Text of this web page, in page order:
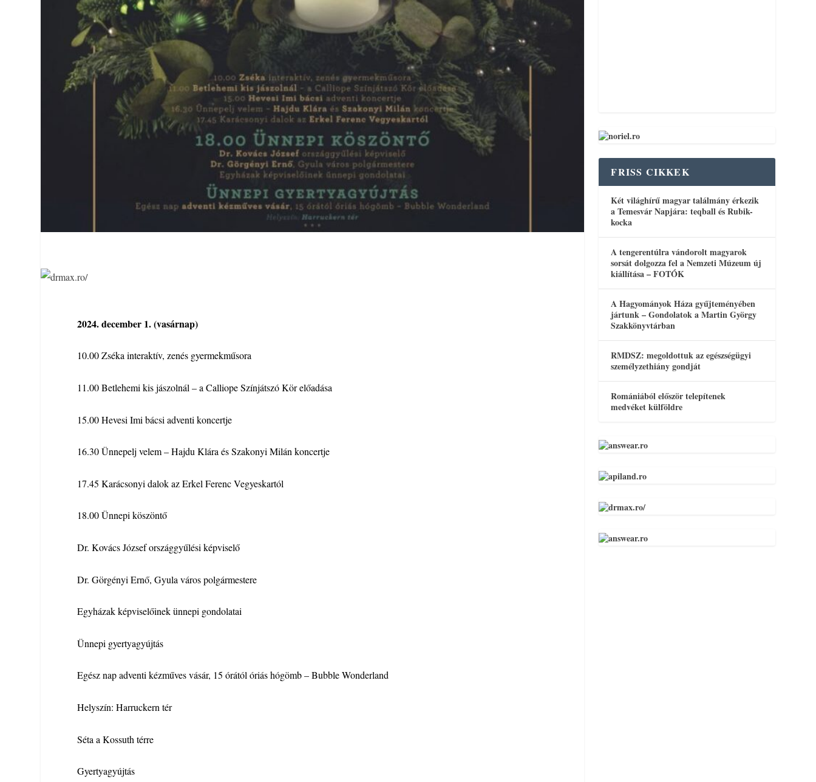
2024. december 1. (vasárnap)
10.00 Zséka interaktív, zenés gyermekműsora
11.00 Betlehemi kis jászolnál – a Calliope Színjátszó Kör előadása
15.00 Hevesi Imi bácsi adventi koncertje
16.30 Ünnepelj velem – Hajdu Klára és Szakonyi Milán koncertje
17.45 Karácsonyi dalok az Erkel Ferenc Vegyeskartól
18.00 Ünnepi köszöntő
Dr. Kovács József országgyűlési képviselő
Dr. Görgényi Ernő, Gyula város polgármestere
Egyházak képviselőinek ünnepi gondolatai
Ünnepi gyertyagyújtás
Egész nap adventi kézműves vásár, 15 órától óriás hógömb – Bubble Wonderland
Helyszín: Harruckern tér
Séta a Kossuth térre
Gyertyagyújtás
FRISS CIKKEK
Két világhírű magyar találmány érkezik
a Temesvár Napjára: teqball és Rubik-
kocka
A tengerentúlra vándorolt magyarok
sorsát dolgozza fel a Nemzeti Múzeum új
kiállítása – FOTÓK
A Hagyományok Háza gyűjteményében
jártunk – Gondolatok a Martin György
Szakkönyvtárban
RMDSZ: megoldottuk az egészségügyi
személyzethiány gondját
Romániából először telepítenek
medvéket külföldre